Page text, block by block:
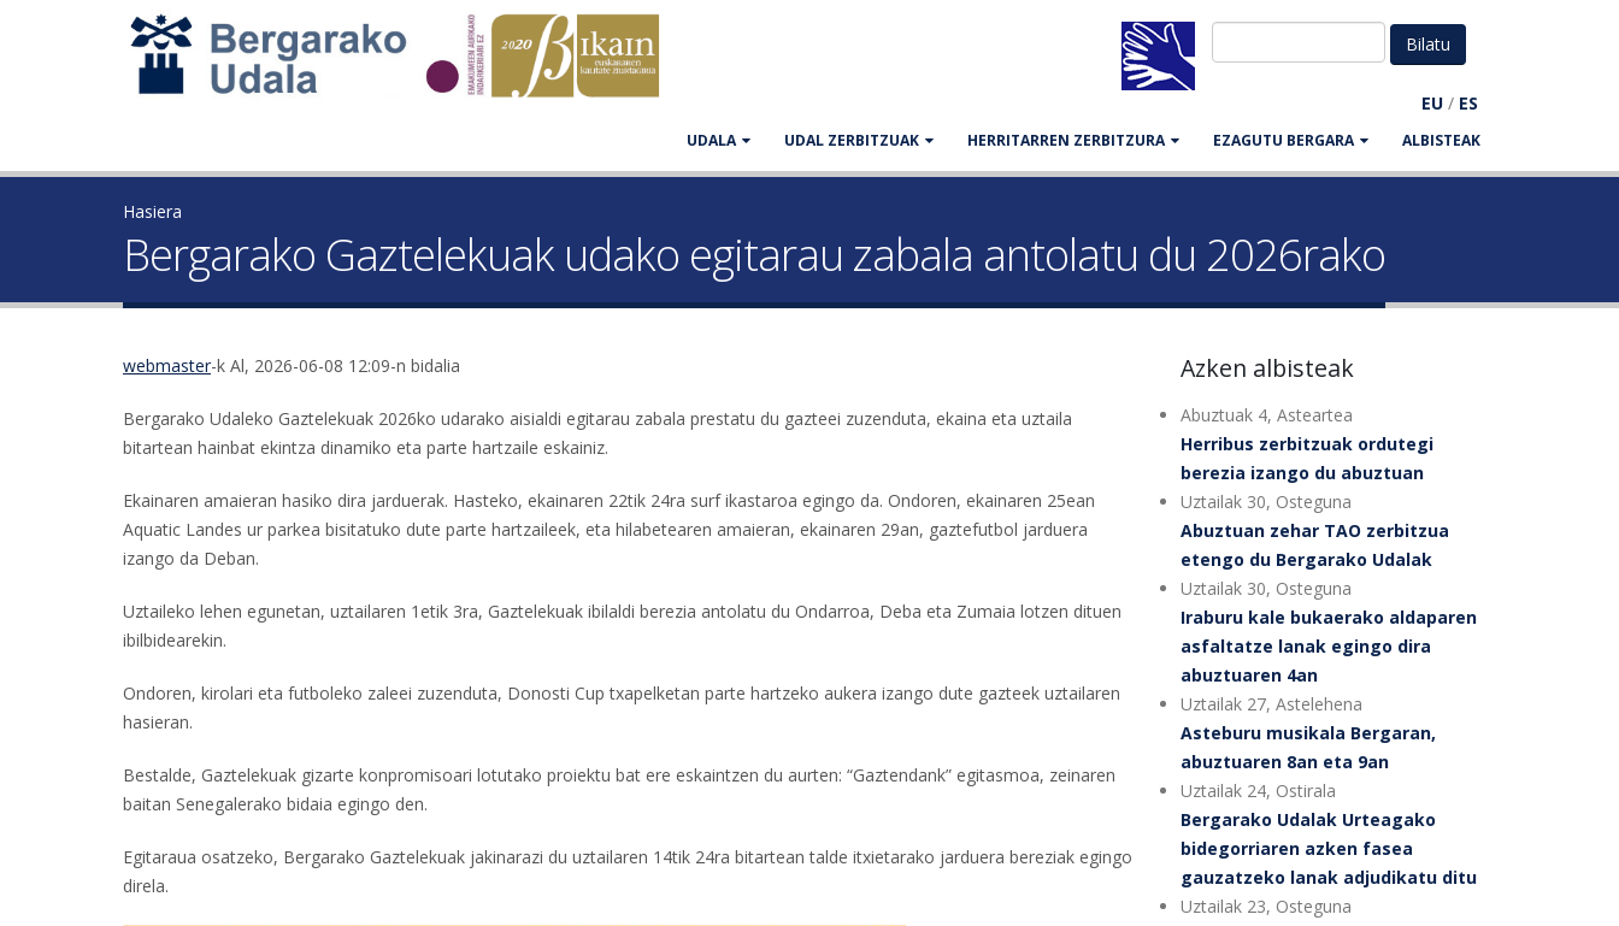
EU / ES
UDALA UDAL ZERBITZUAK HERRITARREN ZERBITZURA EZAGUTU BERGARA ALBISTEAK
Hasiera
Bergarako Gaztelekuak udako egitarau zabala antolatu du 2026rako
webmaster-k Al, 2026-06-08 12:09-n bidalia
Bergarako Udaleko Gaztelekuak 2026ko udarako aisialdi egitarau zabala prestatu du gazteei zuzenduta, ekaina eta uztaila
bitartean hainbat ekintza dinamiko eta parte hartzaile eskainiz.
Ekainaren amaieran hasiko dira jarduerak. Hasteko, ekainaren 22tik 24ra surf ikastaroa egingo da. Ondoren, ekainaren 25ean
Aquatic Landes ur parkea bisitatuko dute parte hartzaileek, eta hilabetearen amaieran, ekainaren 29an, gaztefutbol jarduera
izango da Deban.
Uztaileko lehen egunetan, uztailaren 1etik 3ra, Gaztelekuak ibilaldi berezia antolatu du Ondarroa, Deba eta Zumaia lotzen dituen
ibilbidearekin.
Ondoren, kirolari eta futboleko zaleei zuzenduta, Donosti Cup txapelketan parte hartzeko aukera izango dute gazteek uztailaren
hasieran.
Bestalde, Gaztelekuak gizarte konpromisoari lotutako proiektu bat ere eskaintzen du aurten: “Gaztendank” egitasmoa, zeinaren
baitan Senegalerako bidaia egingo den.
Egitaraua osatzeko, Bergarako Gaztelekuak jakinarazi du uztailaren 14tik 24ra bitartean talde itxietarako jarduera bereziak egingo
direla.
Azken albisteak
Abuztuak 4, Asteartea
Herribus zerbitzuak ordutegi
berezia izango du abuztuan
Uztailak 30, Osteguna
Abuztuan zehar TAO zerbitzua
etengo du Bergarako Udalak
Uztailak 30, Osteguna
Iraburu kale bukaerako aldaparen
asfaltatze lanak egingo dira
abuztuaren 4an
Uztailak 27, Astelehena
Asteburu musikala Bergaran,
abuztuaren 8an eta 9an
Uztailak 24, Ostirala
Bergarako Udalak Urteagako
bidegorriaren azken fasea
gauzatzeko lanak adjudikatu ditu
Uztailak 23, Osteguna